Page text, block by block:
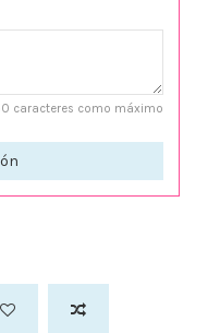
caracteres como máximo